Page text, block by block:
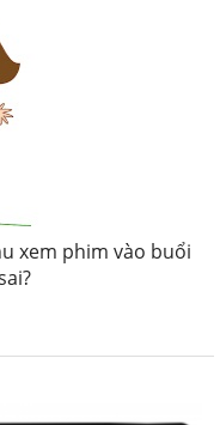
xem phim vào buổi